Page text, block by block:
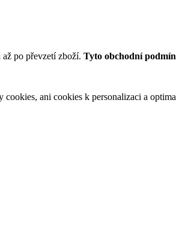
po převzetí zboží. Tyto obchodní
ani cookies k personalizaci a